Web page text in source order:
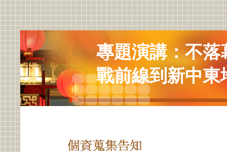
專題演講：不落
戰前線到新中東